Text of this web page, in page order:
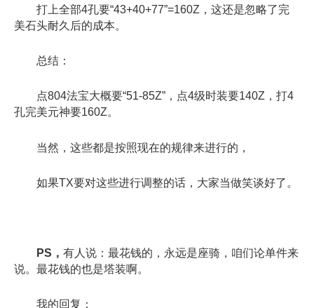
打上全部4孔要“43+40+77”=160Z，这还是忽略了完
美石头耐久后的成本。
总结：
点804法宝大概要“51-85Z”，点4级时装要140Z，打4
孔完美元神要160Z。
当然，这些都是按照现在的规律来进行的，
如果TX要对这些进行调整的话，大家当做笑谈好了。
PS， 有人说：最花钱的，永远是座骑，咱们论单件来
说。最花钱的也是塔装啊。
我的回复：